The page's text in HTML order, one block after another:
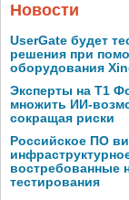
Новости
UserGate будет
решения при
оборудования
Эксперты на Т1
множить ИИ-
сокращая риски
Российское ПО
востребованные
тестирования